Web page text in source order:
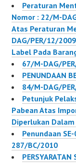
Peraturan
Nomor : 22/M-
Atas Peraturan
DAG/PER/12/
Label Pada
67/M-DAG/
PENUNDAAN
84/M-DAG/
Petunjuk
Pabean Atas
Diperlukan
Penundaan
287/BC/2010
PERSYARATAN